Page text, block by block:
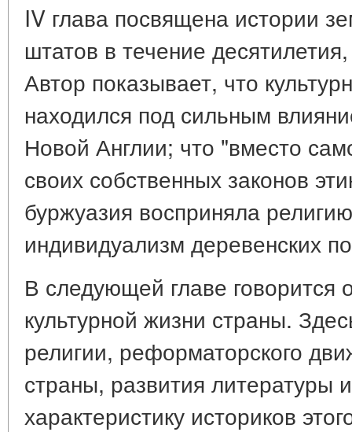
IV глава посвящена истории
штатов в течение
Автор показывает, что
находился под сильным
Новой Англии; что "вместо
своих собственных законов
буржуазия восприняла
индивидуализм деревенских
В следующей главе говорится
культурной жизни страны.
религии, реформаторского
страны, развития литературы
характеристику историков